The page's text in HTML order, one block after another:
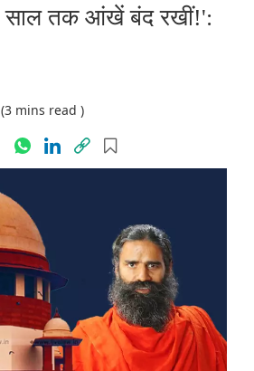
साल तक आंखें बंद रखीं!':
(3 mins read )